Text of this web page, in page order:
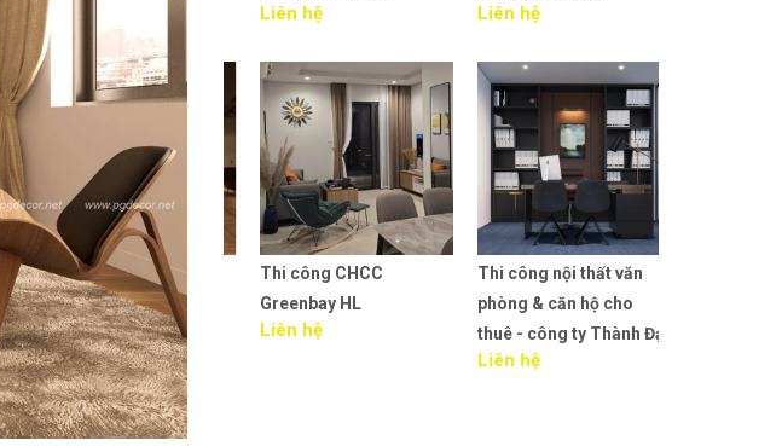
Liên hệ
Thiết kế Nhà hàng KS
CVY
Liên hệ
Liên hệ
Thi công CHCC
Greenbay HL
Liên hệ
Liên hệ
Thi công nội thất văn
phòng & căn hộ cho
thuê - công ty Thành Đạt
Liên hệ